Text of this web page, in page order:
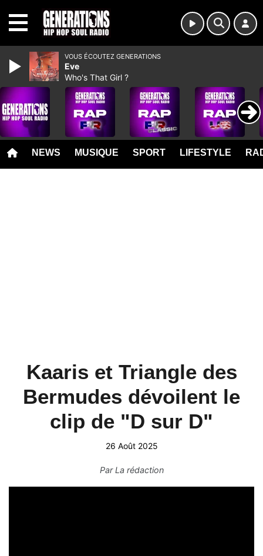
NEWS MUSIQUE SPORT LIFESTYLE
Kaaris et Triangle des
Bermudes dévoilent le
clip de "D sur D"
26 Août 2025
ParLa rédaction
VOUS ÉCOUTEZ GENERATIONS
Eve
Who's That Girl ?